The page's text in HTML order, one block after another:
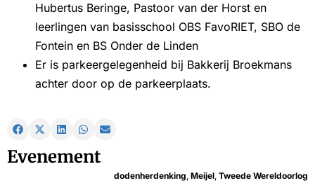
Hubertus Beringe, Pastoor van der Horst en
leerlingen van basisschool OBS FavoRIET, SBO de
Fontein en BS Onder de Linden
Er is parkeergelegenheid bij Bakkerij Broekmans
achter door op de parkeerplaats.
Evenement
dodenherdenking, Meijel, Tweede Wereldoorlog